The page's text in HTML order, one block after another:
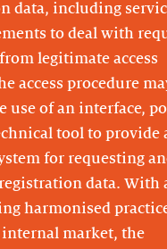
data, including
to deal with
legitimate access
access procedure
use of an interface,
tool to provide
for requesting
data. With
harmonised
internal market, the